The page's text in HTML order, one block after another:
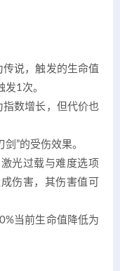
传说，触发的生命值
1次。
指数增长，但代价也
”的受伤效果。
光过载与难度选项
伤害，其伤害值可
当前生命值降低为